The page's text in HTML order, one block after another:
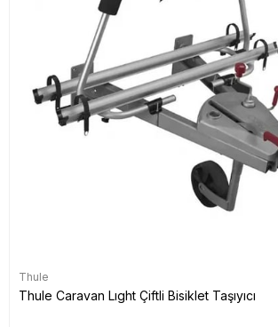
Thule
Thule Caravan Lıght Çiftli Bisiklet Taşıyıcı